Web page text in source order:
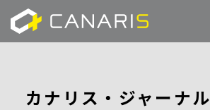
カナリス・ジャーナル